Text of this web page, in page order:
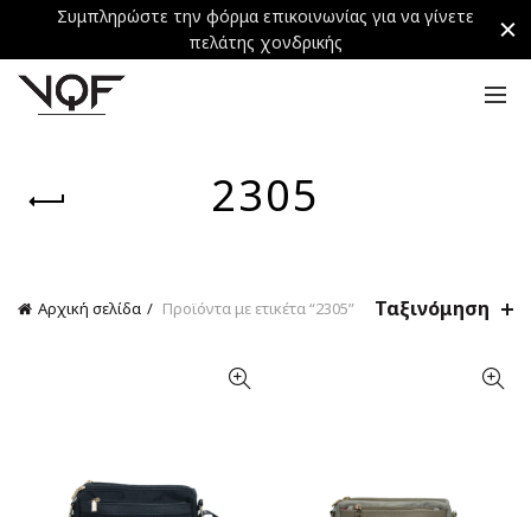
2305
Αρχική σελίδα Προϊόντα με ετικέτα “2305” Ταξινόμηση
Συμπληρώστε την φόρμα επικοινωνίας για να γίνετε
πελάτης χονδρικής